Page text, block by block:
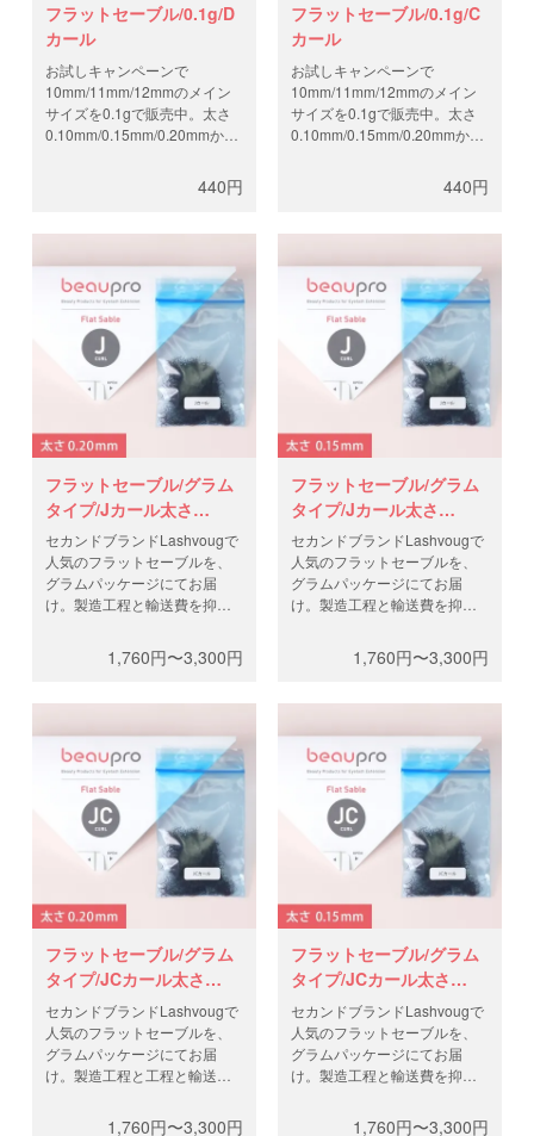
フラットセーブル/0.1g/D
カール
お試しキャンペーンで
10mm/11mm/12mmのメイン
サイズを0.1gで販売中。太さ
0.10mm/0.15mm/0.20mmから
ランドLashvougで人気のフラ
ットセーブルを、グラムパッ
ラットラッシュを低価格で。
440円
フラットセーブル/0.1g/C
カール
お試しキャンペーンで
10mm/11mm/12mmのメイン
サイズを0.1gで販売中。太さ
0.10mm/0.15mm/0.20mmから
ランドLashvougで人気のフラ
ットセーブルを、グラムパッ
ラットラッシュを低価格で。
440円
フラットセーブル/グラム
タイプ/Jカール太さ
0.20mm
セカンドブランドLashvougで
人気のフラットセーブルを、
グラムパッケージにてお届
け。製造工程と輸送費を抑
ュを低価格で。0.5gと1gから
お選びください。
1,760円〜3,300円
フラットセーブル/グラム
タイプ/Jカール太さ
0.15mm
セカンドブランドLashvougで
人気のフラットセーブルを、
グラムパッケージにてお届
け。製造工程と輸送費を抑
ュを低価格で。0.5gと1gから
お選びください。
1,760円〜3,300円
フラットセーブル/グラム
タイプ/JCカール太さ
0.20mm
セカンドブランドLashvougで
人気のフラットセーブルを、
グラムパッケージにてお届
け。製造工程と工程と輸送費
ッシュを低価格で。0.5gと1g
1,760円〜3,300円
フラットセーブル/グラム
タイプ/JCカール太さ
0.15mm
セカンドブランドLashvougで
人気のフラットセーブルを、
グラムパッケージにてお届
け。製造工程と輸送費を抑
ュを低価格で。0.5gと1gから
1,760円〜3,300円